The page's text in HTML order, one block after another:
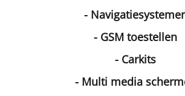
-
- GSM toestellen
- Carkits
- Multi media